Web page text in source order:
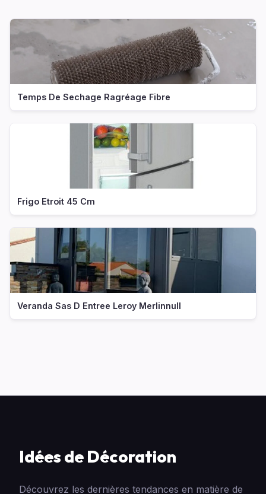
Temps De Sechage Ragréage Fibre
Frigo Etroit 45 Cm
Veranda Sas D Entree Leroy Merlinnull
Idées de Décoration
Découvrez les dernières tendances en matière de